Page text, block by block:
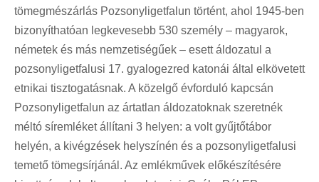
tömegmészárlás Pozsonyligetfalun történt, ahol 1945-ben
bizonyíthatóan legkevesebb 530 személy – magyarok,
németek és más nemzetiségűek – esett áldozatul a
pozsonyligetfalusi 17. gyalogezred katonái által elkövetett
etnikai tisztogatásnak. A közelgő évforduló kapcsán
Pozsonyligetfalun az ártatlan áldozatoknak szeretnék
méltó síremléket állítani 3 helyen: a volt gyűjtőtábor
helyén, a kivégzések helyszínén és a pozsonyligetfalusi
temető tömegsírjánál. Az emlékművek előkészítésére